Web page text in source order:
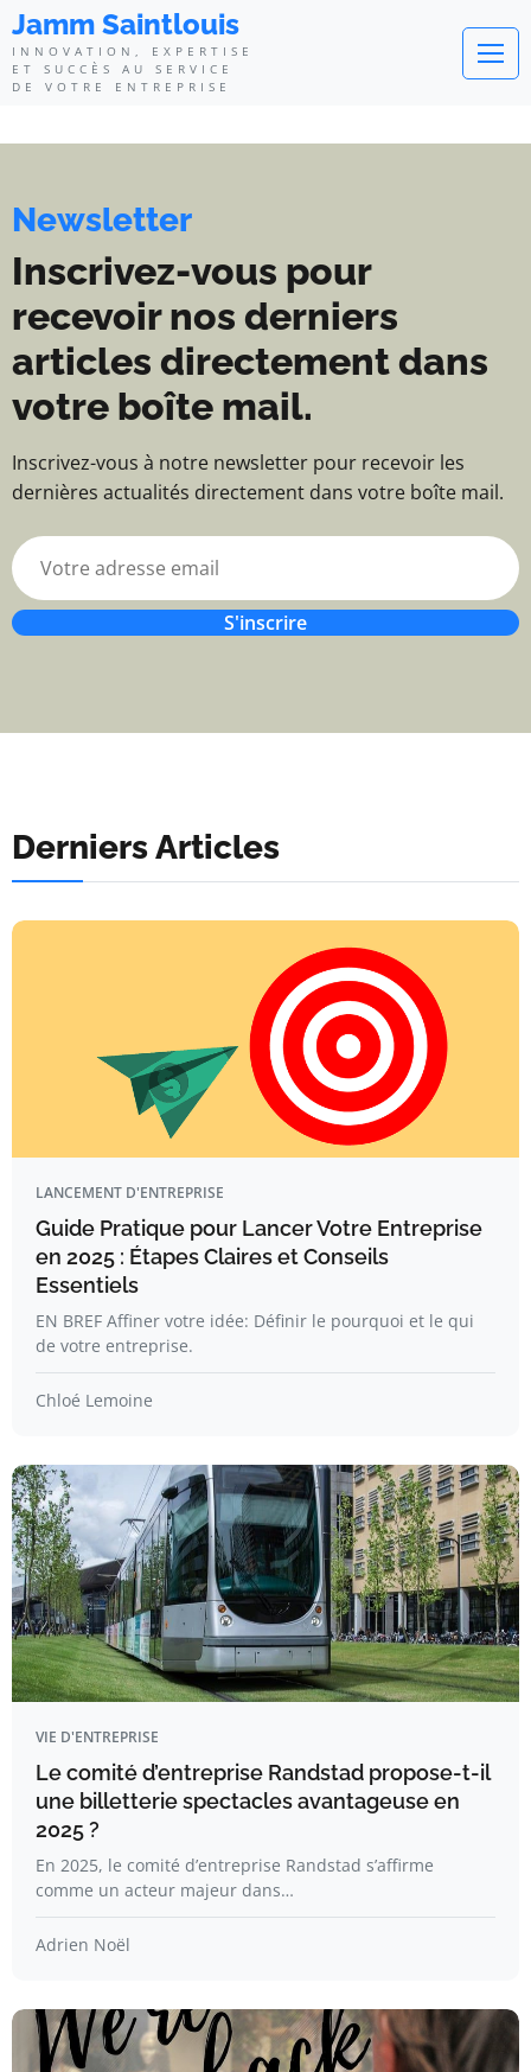
Jamm Saintlouis - Innovation,
Jamm Saintlouis
INNOVATION, EXPERTISE
ET SUCCÈS AU SERVICE
DE VOTRE ENTREPRISE
Newsletter
Inscrivez-vous pour
recevoir nos derniers
articles directement dans
votre boîte mail.
Inscrivez-vous à notre newsletter pour recevoir les
dernières actualités directement dans votre boîte mail.
S'inscrire
Derniers Articles
LANCEMENT D'ENTREPRISE
Guide Pratique pour Lancer Votre Entreprise
en 2025 : Étapes Claires et Conseils
Essentiels
EN BREF Affiner votre idée: Définir le pourquoi et le qui
de votre entreprise.
Chloé Lemoine
VIE D'ENTREPRISE
Le comité d’entreprise Randstad propose-t-il
une billetterie spectacles avantageuse en
2025 ?
En 2025, le comité d’entreprise Randstad s’affirme
comme un acteur majeur dans…
Adrien Noël